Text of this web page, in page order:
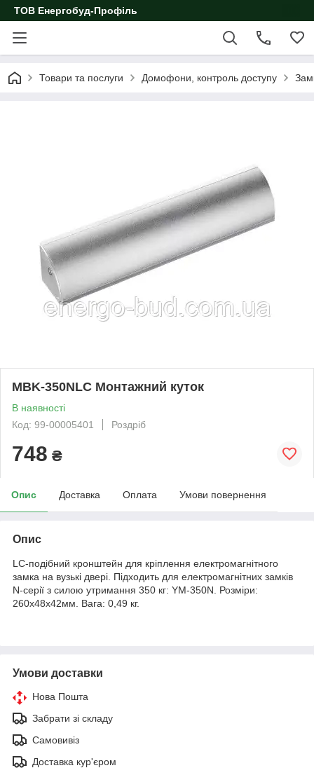
ТОВ Енергобуд-Профіль
Товари та послуги Домофони, контроль доступу
MBK-350NLC Монтажний куток
В наявності
Код: 99-00005401
Роздріб
748 ₴
Опис Доставка Оплата Умови повернення
Опис
LC-подібний кронштейн для кріплення електромагнітного
замка на вузькі двері. Підходить для електромагнітних замків
N-серії з силою утримання 350 кг: YM-350N. Розміри:
260x48x42мм. Вага: 0,49 кг.
Умови доставки
Нова Пошта
Забрати зі складу
Самовивіз
Доставка кур'єром